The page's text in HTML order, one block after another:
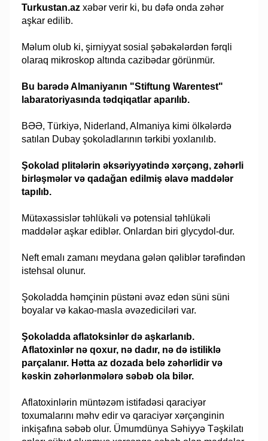
Turkustan.az xəbər verir ki, bu dəfə onda zəhər
aşkar edilib.
Məlum olub ki, şirniyyat sosial şəbəkələrdən fərqli
olaraq mikroskop altında cazibədar görünmür.
Bu barədə Almaniyanın "Stiftung Warentest"
labaratoriyasında tədqiqatlar aparılıb.
BƏƏ, Türkiyə, Niderland, Almaniya kimi ölkələrdə
satılan Dubay şokoladlarının tərkibi yoxlanılıb.
Şokolad plitələrin əksəriyyətində xərçəng, zəhərli
birləşmələr və qadağan edilmiş əlavə maddələr
tapılıb.
Mütəxəssislər təhlükəli və potensial təhlükəli
maddələr aşkar ediblər. Onlardan biri glycydol-dur.
Neft emalı zamanı meydana gələn qəliblər tərəfindən
istehsal olunur.
Şokoladda həmçinin püstəni əvəz edən süni süni
boyalar və kakao-masla əvəzediciləri var.
Şokoladda aflatoksinlər də aşkarlanıb.
Aflatoxinlər nə qoxur, nə dadır, nə də istiliklə
parçalanır. Hətta az dozada belə zəhərlidir və
kəskin zəhərlənmələrə səbəb ola bilər.
Aflatoxinlərin müntəzəm istifadəsi qaraciyər
toxumalarını məhv edir və qaraciyər xərçənginin
inkişafına səbəb olur. Ümumdünya Səhiyyə Təşkilatı